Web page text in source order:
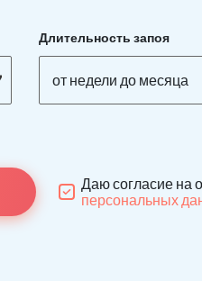
Длительность запоя
от недели до месяца
Даю согласие на
персональных